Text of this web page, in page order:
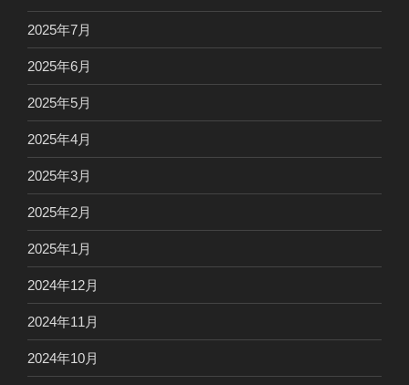
2025年7月
2025年6月
2025年5月
2025年4月
2025年3月
2025年2月
2025年1月
2024年12月
2024年11月
2024年10月